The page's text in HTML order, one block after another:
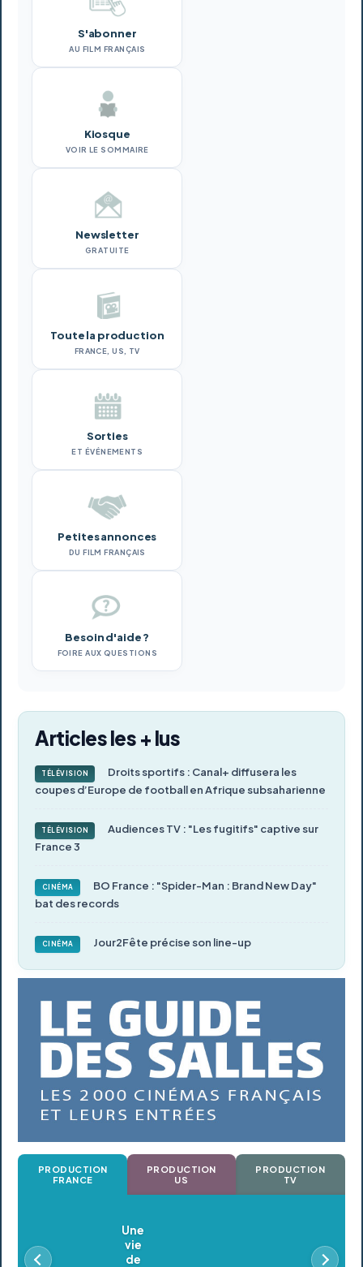
S'abonner
AU FILM FRANÇAIS
Kiosque
VOIR LE SOMMAIRE
Newsletter
GRATUITE
Toute la production
FRANCE, US, TV
Sorties
ET ÉVÉNEMENTS
Petites annonces
DU FILM FRANÇAIS
Besoin d'aide ?
FOIRE AUX QUESTIONS
Articles les + lus
TÉLÉVISION
Droits sportifs : Canal+ diffusera les
coupes d’Europe de football en Afrique subsaharienne
TÉLÉVISION
Audiences TV : "Les fugitifs" captive sur
France 3
CINÉMA
BO France : "Spider-Man : Brand New Day"
bat des records
CINÉMA Jour2Fête précise son line-up
PRODUCTION
FRANCE
PRODUCTION
US
PRODUCTION
TV
Oldeupe
En postproduction